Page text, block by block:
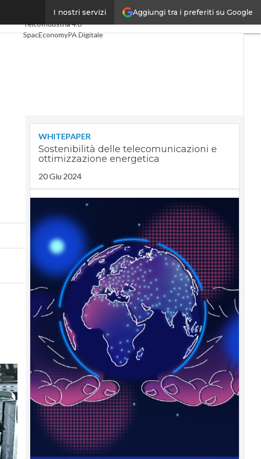
Aggiungi tra i preferiti su Google
I nostri servizi
Ultimi articoliDigital Economy
TelcoIndustria 4.0
SpacEconomyPA Digitale
WHITEPAPER
Sostenibilità delle telecomunicazioni e
ottimizzazione energetica
20 Giu 2024